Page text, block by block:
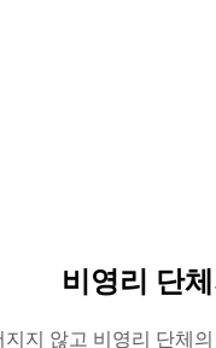
비영리 단
지지 않고 비영리 단체